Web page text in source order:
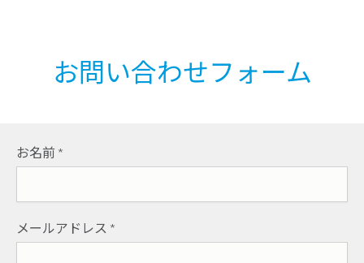
お問い合わせフォーム
お名前 *
メールアドレス *